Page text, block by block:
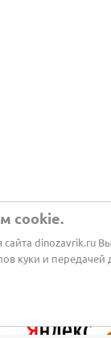
cookie.
dinozavrik.ru
куки и